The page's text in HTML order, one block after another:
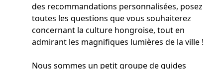
des recommandations personnalisées, posez
toutes les questions que vous souhaiterez
concernant la culture hongroise, tout en
admirant les magnifiques lumières de la ville !
Nous sommes un petit groupe de guides